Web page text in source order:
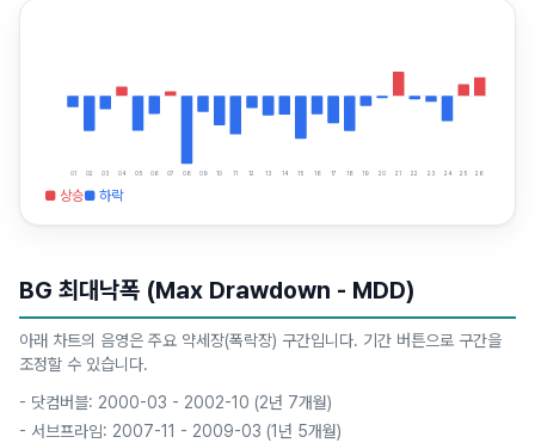
01 02 03 04 05 06 07 08 09 10 11 12 13 14 15 16 17 18 19 20 21 22 23 24 25 26
■ 상승■ 하락
BG 최대낙폭 (Max Drawdown - MDD)
아래 차트의 음영은 주요 약세장(폭락장) 구간입니다. 기간 버튼으로 구간을
조정할 수 있습니다.
- 닷컴버블: 2000-03 - 2002-10 (2년 7개월)
- 서브프라임: 2007-11 - 2009-03 (1년 5개월)